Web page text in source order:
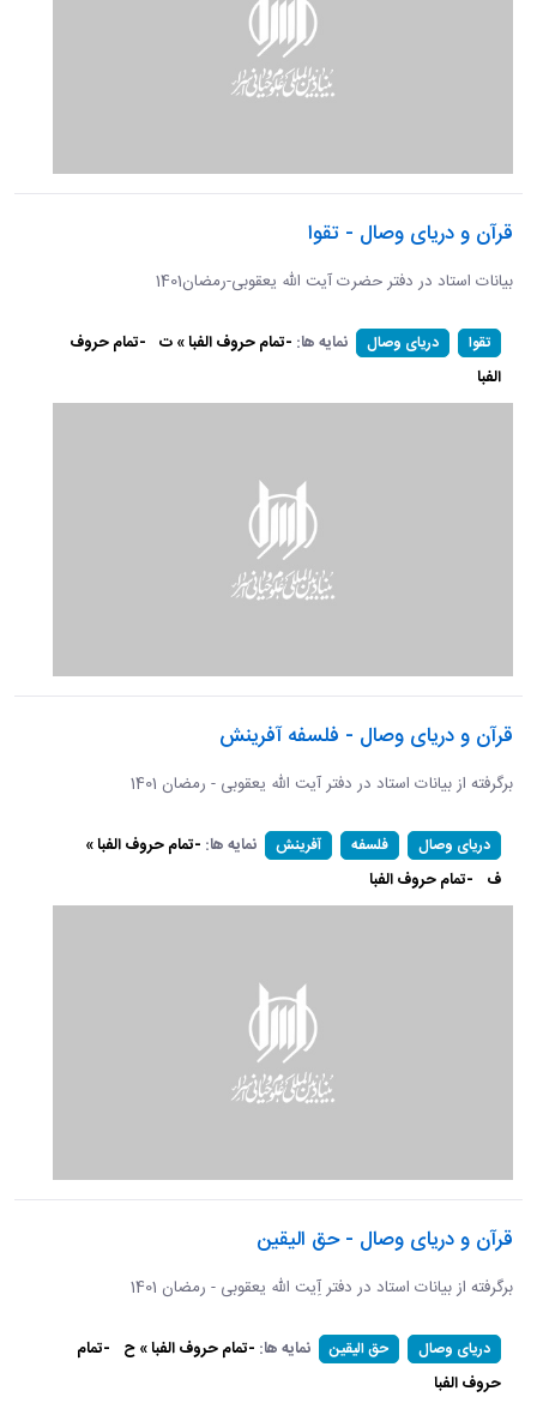
قرآن و دریای وصال - تقوا
بیانات استاد در دفتر حضرت آیت الله یعقوبی-رمضان1401
تقوا دریای وصال نمایه ها: -تمام حروف الفبا » ت -تمام حروف
الفبا
قرآن و دریای وصال - فلسفه آفرینش
برگرفته از بیانات استاد در دفتر آیت الله یعقوبی - رمضان 1401
دریای وصال فلسفه آفرینش نمایه ها: -تمام حروف الفبا »
ف -تمام حروف الفبا
قرآن و دریای وصال - حق الیقین
برگرفته از بیانات استاد در دفتر آِیت الله یعقوبی - رمضان 1401
دریای وصال حق الیقین نمایه ها: -تمام حروف الفبا » ح -تمام
حروف الفبا